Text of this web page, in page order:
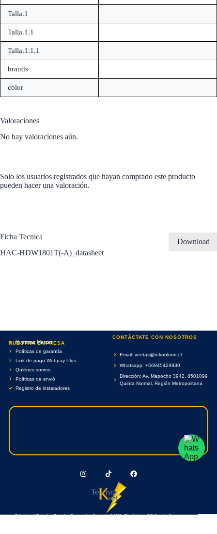
Talla.1
Talla.1.1
Talla.1.1.1
brands
color
Valoraciones
No hay valoraciones aún.
Solo los usuarios registrados que hayan comprado este producto
pueden hacer una valoración.
Ficha Tecnica
Download
HAC-HDW1801T(-A)_datasheet
NUESTRA EMPRESA
Nuestras Marcas
Políticas de garantía
Link de pago Webpay Plus
Quiénes somos
Políticas de envió
Registro de instaladores
CONTÁCTATE CON NOSOTROS
Email: ventas@teknokont.cl
Whatsapp: +56945429830
Dirección: Av. Mapocho 3942, 8501099
Quinta Normal, Región Metropolitana
Teknokont.cl Todos Los Derechos Reservados. Copyright © 2026 - Diseñado por RC Creative Systems